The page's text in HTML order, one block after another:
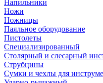
Напильники
Ножи
Ножницы
Паяльное оборудование
Пистолеты
Специализированный
Столярный и слесарный
Струбцины
Сумки и чехлы для